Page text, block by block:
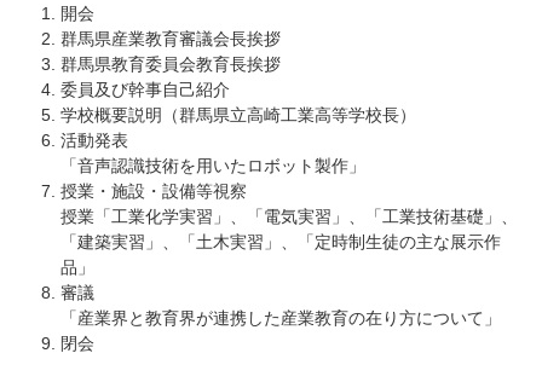
開会
群馬県産業教育審議会長挨拶
群馬県教育委員会教育長挨拶
委員及び幹事自己紹介
学校概要説明（群馬県立高崎工業高等学校長）
活動発表
「音声認識技術を用いたロボット製作」
授業・施設・設備等視察
授業「工業化学実習」、「電気実習」、「工業技術基礎」、
「建築実習」、「土木実習」、「定時制生徒の主な展示作
品」
審議
「産業界と教育界が連携した産業教育の在り方について」
閉会